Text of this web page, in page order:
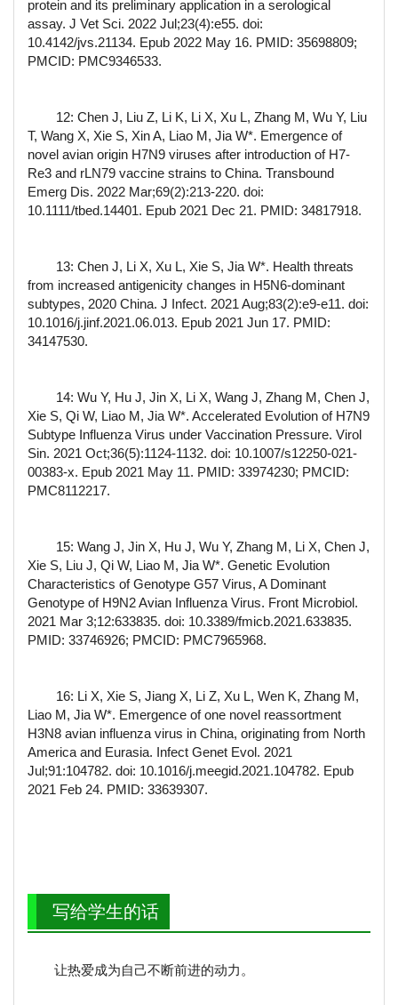
protein and its preliminary application in a serological
assay. J Vet Sci. 2022 Jul;23(4):e55. doi:
10.4142/jvs.21134. Epub 2022 May 16. PMID: 35698809;
PMCID: PMC9346533.
12: Chen J, Liu Z, Li K, Li X, Xu L, Zhang M, Wu Y, Liu
T, Wang X, Xie S, Xin A, Liao M, Jia W*. Emergence of
novel avian origin H7N9 viruses after introduction of H7-
Re3 and rLN79 vaccine strains to China. Transbound
Emerg Dis. 2022 Mar;69(2):213-220. doi:
10.1111/tbed.14401. Epub 2021 Dec 21. PMID: 34817918.
13: Chen J, Li X, Xu L, Xie S, Jia W*. Health threats
from increased antigenicity changes in H5N6-dominant
subtypes, 2020 China. J Infect. 2021 Aug;83(2):e9-e11. doi:
10.1016/j.jinf.2021.06.013. Epub 2021 Jun 17. PMID:
34147530.
14: Wu Y, Hu J, Jin X, Li X, Wang J, Zhang M, Chen J,
Xie S, Qi W, Liao M, Jia W*. Accelerated Evolution of H7N9
Subtype Influenza Virus under Vaccination Pressure. Virol
Sin. 2021 Oct;36(5):1124-1132. doi: 10.1007/s12250-021-
00383-x. Epub 2021 May 11. PMID: 33974230; PMCID:
PMC8112217.
15: Wang J, Jin X, Hu J, Wu Y, Zhang M, Li X, Chen J,
Xie S, Liu J, Qi W, Liao M, Jia W*. Genetic Evolution
Characteristics of Genotype G57 Virus, A Dominant
Genotype of H9N2 Avian Influenza Virus. Front Microbiol.
2021 Mar 3;12:633835. doi: 10.3389/fmicb.2021.633835.
PMID: 33746926; PMCID: PMC7965968.
16: Li X, Xie S, Jiang X, Li Z, Xu L, Wen K, Zhang M,
Liao M, Jia W*. Emergence of one novel reassortment
H3N8 avian influenza virus in China, originating from North
America and Eurasia. Infect Genet Evol. 2021
Jul;91:104782. doi: 10.1016/j.meegid.2021.104782. Epub
2021 Feb 24. PMID: 33639307.
写给学生的话
让热爱成为自己不断前进的动力。